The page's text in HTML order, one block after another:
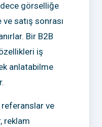
görselliğe
satış sonrası
Bir B2B
iş
anlatabilme
ve
reklam